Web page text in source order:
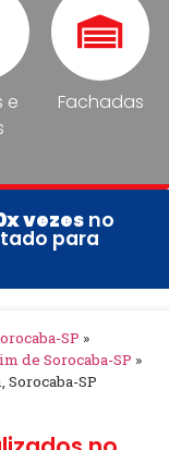
e
Fachadas
vezes no
para
SP »
de Sorocaba-SP »
SP